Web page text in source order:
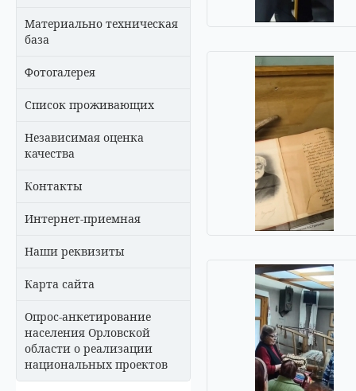
Материально техническая
база
Фотогалерея
Список проживающих
Независимая оценка
качества
Контакты
Интернет-приемная
Наши реквизиты
Карта сайта
Опрос-анкетирование
населения Орловской
области о реализации
национальных проектов